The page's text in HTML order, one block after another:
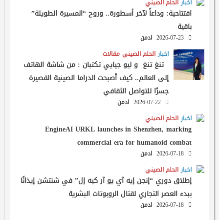
اخبار الحلم الصيني
افتتاحية: وداعاً لآخر أسطورة.. وروح “المسيرة الطويلة”
باقية
ادمن
اخبار الحلم الصيني مقالات
تنغ تنغ و ليو جيايي تكتبان : من شاشة الهاتف
إلى العالم.. كيف أصبحت الدراما الصينية القصيرة
جسرًا للتواصل الثقافي
ادمن
اخبار الحلم الصيني
EngineAI URKL launches in Shenzhen, marking
commercial era for humanoid combat
ادمن
اخبار الحلم الصيني
إطلاق دوري “إنجن إيه آي يو آر كيه إل” في شنتشن إيذانًا
ببدء العصر التجاري لقتال الروبوتات البشرية
ادمن